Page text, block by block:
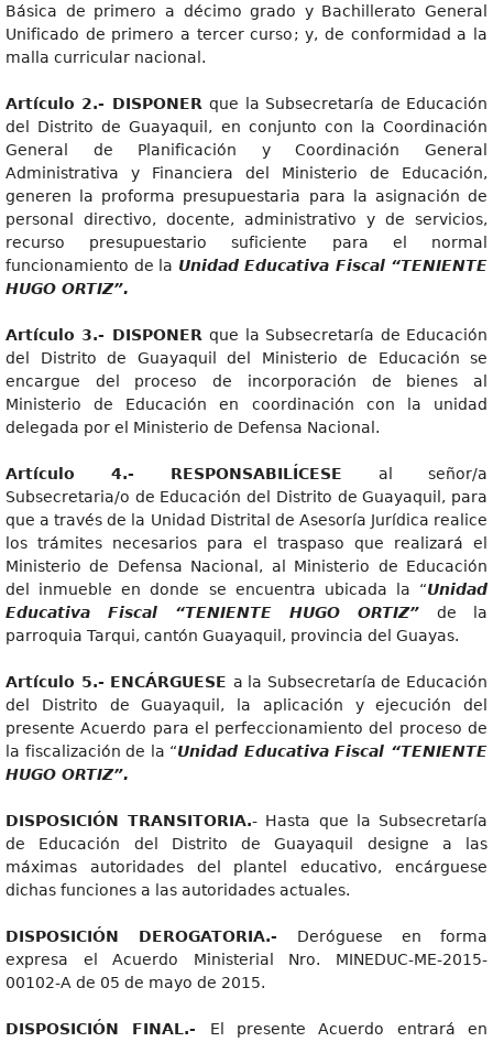
Básica de primero a décimo grado y Bachillerato General
Unificado de primero a tercer curso; y, de conformidad a la
malla curricular nacional.
Artícul o 2.- DISPONERque la Subsecretaría de Educación
del Distrito de Guayaquil, en conjunto con la Coordinación
General de Planificación y Coordinación General
Administrativa y Financiera del Ministerio de Educación,
generen la proforma presupuestaria para la asignación de
personal directivo, docente, administrativo y de servicios,
recurso presupuestario suficiente para el normal
funcionamiento de la Unidad Educativa Fiscal “TENIENTE
HUGO ORTIZ”.
Artícul o 3.- DISPONERque la Subsecretaría de Educación
del Distrito de Guayaquil del Ministerio de Educación se
encargue del proceso de incorporación de bienes al
Ministerio de Educación en coordinación con la unidad
delegada por el Ministerio de Defensa Nacional.
Artícul o 4.- RESPONSABILÍCESE al señor/a
Subsecretaria/o de Educación del Distrito de Guayaquil, para
que a través de la Unidad Distrital de Asesoría Jurídica realice
los trámites necesarios para el traspaso que realizará el
Ministerio de Defensa Nacional, al Ministerio de Educación
del inmueble en donde se encuentra ubicada la “Unidad
Educativa Fiscal “TENIENTE HUGO ORTIZ” de la
parroquia Tarqui, cantón Guayaquil, provincia del Guayas.
Artícul o 5.- ENCÁRGUESE a la Subsecretaría de Educación
del Distrito de Guayaquil, la aplicación y ejecución del
presente Acuerdo para el perfeccionamiento del proceso de
la fiscalización de la “Unidad Educativa Fiscal “TENIENTE
HUGO ORTIZ”.
DISPOSICIÓN TRANSITORIA.- Hasta que la Subsecretaría
de Educación del Distrito de Guayaquil designe a las
máximas autoridades del plantel educativo, encárguese
dichas funciones a las autoridades actuales.
DISPOSICIÓN DEROGATORIA.- Deróguese en forma
expresa el Acuerdo Ministerial Nro. MINEDUC-ME-2015-
00102-A de 05 de mayo de 2015.
DISPOSICIÓN FINAL.- El presente Acuerdo entrará en